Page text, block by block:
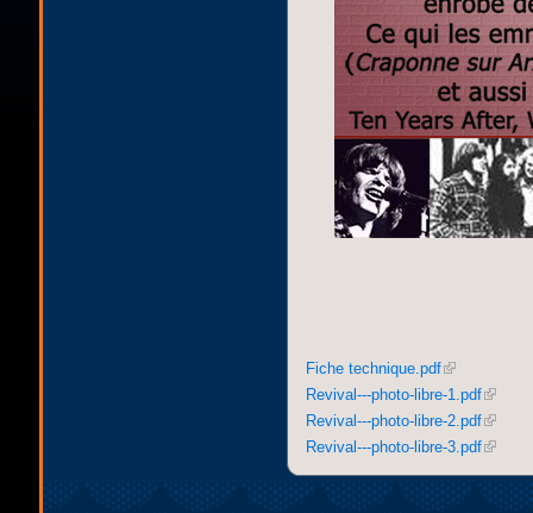
Fiche technique.pdf
Revival---photo-libre-1.pdf
Revival---photo-libre-2.pdf
Revival---photo-libre-3.pdf